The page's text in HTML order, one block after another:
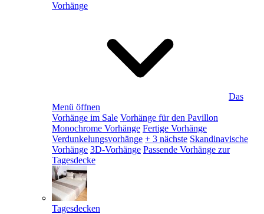
Vorhänge
Das
Menü öffnen
Vorhänge im Sale Vorhänge für den Pavillon
Monochrome Vorhänge Fertige Vorhänge
Verdunkelungsvorhänge + 3 nächste Skandinavische
Vorhänge 3D-Vorhänge Passende Vorhänge zur
Tagesdecke
Tagesdecken